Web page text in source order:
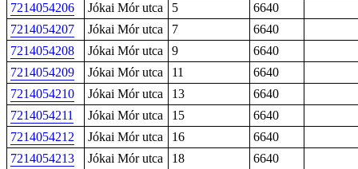
7214054206
Jókai Mór utca 5
6640
7214054207
Jókai Mór utca 7
6640
7214054208
Jókai Mór utca 9
6640
7214054209
Jókai Mór utca 11
6640
7214054210
Jókai Mór utca 13
6640
7214054211
Jókai Mór utca 15
6640
7214054212
Jókai Mór utca 16
6640
7214054213
Jókai Mór utca 18 6640